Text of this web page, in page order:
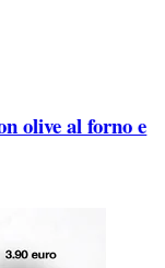
olive al forno e